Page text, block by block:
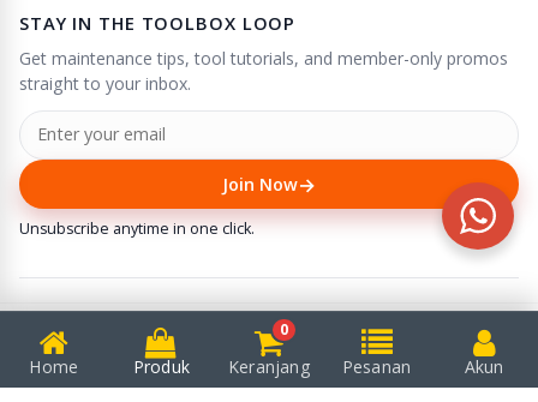
STAY IN THE TOOLBOX LOOP
Get maintenance tips, tool tutorials, and member-only promos
straight to your inbox.
Join Now→
Unsubscribe anytime in one click.
© 2025
. All rights reserved.
We accept
Home Produk
0
Keranjang Pesanan Akun